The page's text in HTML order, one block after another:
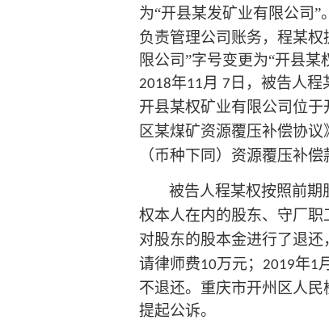
为“开县某发矿业有限公司”。
负责管理公司账务，程某
限公司”字号变更为“开县
2018年11月 7 日，被告人
开县某权矿业有限公司位
区某煤矿资源覆压补偿协
（币种下同）资源覆压补偿
被告人程某权按照前期
权本人在内的股东、守厂
对股东的股本金进行了退还
请律师费10万元； 2019年1月
不退还。重庆市开州区人
提起公诉。